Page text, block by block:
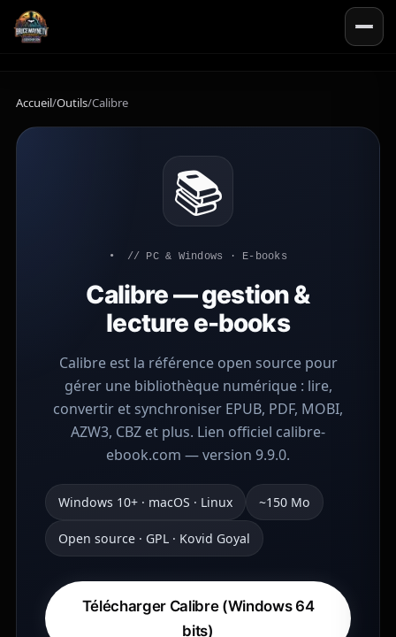
Accueil/Outils/Calibre
📚
// PC & Windows · E-books
Calibre — gestion &
lecture e-books
Calibre est la référence open source pour
gérer une bibliothèque numérique : lire,
convertir et synchroniser EPUB, PDF, MOBI,
AZW3, CBZ et plus. Lien officiel calibre-
ebook.com — version 9.9.0.
Windows 10+ · macOS · Linux ~150 Mo
Open source · GPL · Kovid Goyal
Télécharger Calibre (Windows 64
bits)